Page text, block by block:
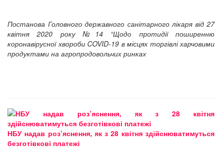
Постанова Головного державного санітарного лікаря від 27
квітня 2020 року №14 “Щодо протидії поширенню
коронавірусної хвороби COVID-19 в місцях торгівлі харчовими
продуктами на агропродовольчих ринках
НБУ надав роз’яснення, як з 28 квітня здійснюватимуться
безготівкові платежі